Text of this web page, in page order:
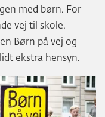
med børn. For
vej til skole.
Børn på vej og
ekstra hensyn.